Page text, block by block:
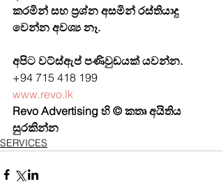
කරමින් සහ ප්‍රශ්න අසමින් රස්තියාදු
වෙන්න අවශ්‍ය නෑ.
අපිට වට්ස්ඇප් පණිවුඩයක් යවන්න.
+94 715 418 199
www.revo.lk
Revo Advertising හි © කතෘ අයිතිය
සුරකින්න
SERVICES